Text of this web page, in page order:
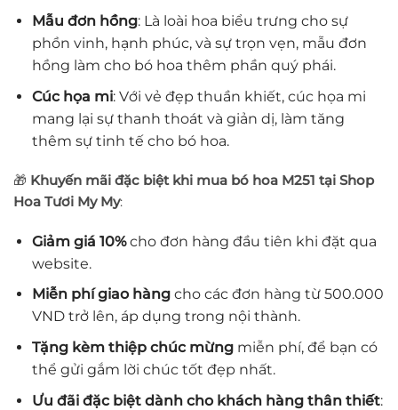
Mẫu đơn hồng: Là loài hoa biểu trưng cho sự
phồn vinh, hạnh phúc, và sự trọn vẹn, mẫu đơn
hồng làm cho bó hoa thêm phần quý phái.
Cúc họa mi: Với vẻ đẹp thuần khiết, cúc họa mi
mang lại sự thanh thoát và giản dị, làm tăng
thêm sự tinh tế cho bó hoa.
🎁 Khuyến mãi đặc biệt khi mua bó hoa M251 tại Shop
Hoa Tươi My My:
Giảm giá 10%cho đơn hàng đầu tiên khi đặt qua
website.
Miễn phí giao hàngcho các đơn hàng từ 500.000
VND trở lên, áp dụng trong nội thành.
Tặng kèm thiệp chúc mừngmiễn phí, để bạn có
thể gửi gắm lời chúc tốt đẹp nhất.
Ưu đãi đặc biệt dành cho khách hàng thân thiết: